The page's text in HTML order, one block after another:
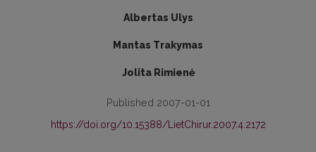
Albertas Ulys
Mantas Trakymas
Jolita Rimienė
Published 2007-01-01
https://doi.org/10.15388/LietChirur.2007.4.2172